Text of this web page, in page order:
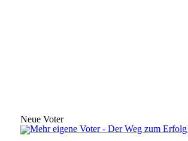
Neue Voter